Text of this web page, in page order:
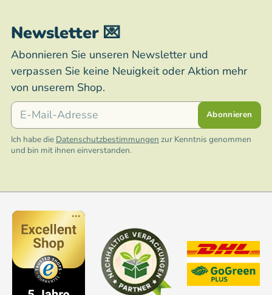
Newsletter 💌
Abonnieren Sie unseren Newsletter und
verpassen Sie keine Neuigkeit oder Aktion mehr
von unserem Shop.
E-Mail
Abonnieren
Ich habe die Datenschutzbestimmungen zur Kenntnis genommen
und bin mit ihnen einverstanden.